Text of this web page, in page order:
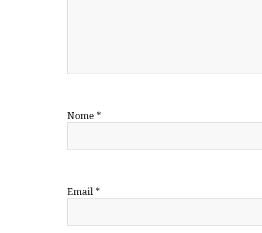
Nome *
Email *